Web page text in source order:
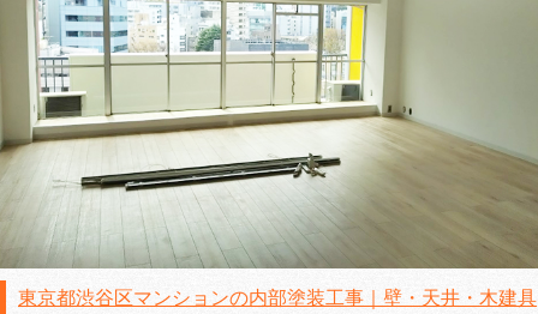
東京都渋谷区マンションの内部塗装工事｜壁・天井・木建具